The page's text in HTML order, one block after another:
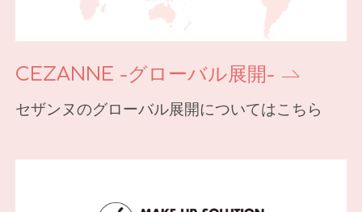
CEZANNE -グローバル展開-
セザンヌのグローバル展開についてはこちら